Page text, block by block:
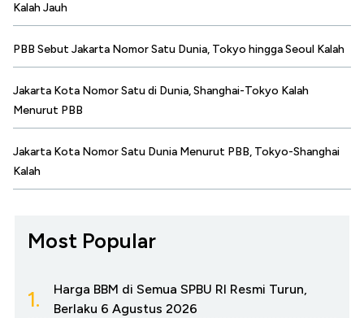
Kalah Jauh
PBB Sebut Jakarta Nomor Satu Dunia, Tokyo hingga Seoul Kalah
Jakarta Kota Nomor Satu di Dunia, Shanghai-Tokyo Kalah
Menurut PBB
Jakarta Kota Nomor Satu Dunia Menurut PBB, Tokyo-Shanghai
Kalah
Most Popular
1.
Harga BBM di Semua SPBU RI Resmi Turun,
Berlaku 6 Agustus 2026